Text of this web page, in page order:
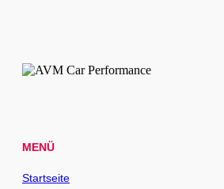
MENÜ
Startseite